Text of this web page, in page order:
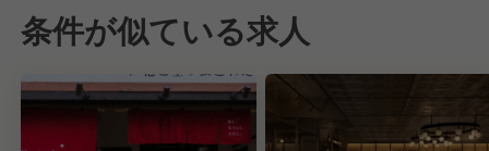
条件が似ている求人